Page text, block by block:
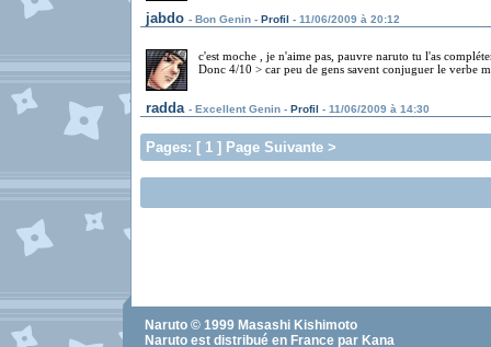
jabdo - Bon Genin - Profil - 11/06/2009 à 20:12
c'est moche , je n'aime pas, pauvre naruto tu l'as
Donc 4/10 > car peu de gens savent conjuguer le verbe
radda - Excellent Genin - Profil - 11/06/2009 à 14:30
Pages: [ 1 ] Page Suivante >
Naruto © 1999 Masashi Kishimoto
Naruto est distribué en France par Kana